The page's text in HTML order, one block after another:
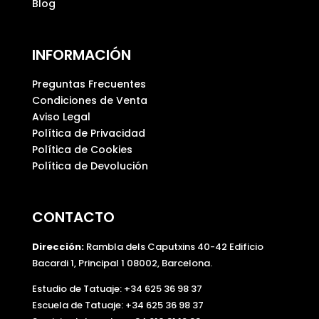
.Blog
INFORMACIÓN
Preguntas Frecuentes
Condiciones de Venta
Aviso Legal
Política de Privacidad
Política de Cookies
Política de Devolución
CONTACTO
Dirección:Rambla dels Caputxins 40-42 Edificio
Bacardi 1, Principal 1 08002, Barcelona.
Estudio de Tatuaje: +34 625 36 98 37
Escuela de Tatuaje: +34 625 36 98 37